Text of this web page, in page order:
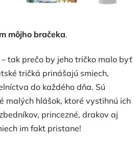
môjho bračeka.
tak prečo by jeho tričko malo byť
tričká prinášajú smiech,
do každého dňa. Sú
malých hlášok, ktoré vystihnú ich
princezné, drakov aj
im fakt pristane!